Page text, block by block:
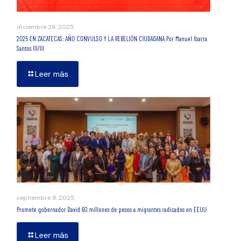
diciembre 26, 2025
2025 EN ZACATECAS: AÑO CONVULSO Y LA REBELIÓN CIUDADANA Por Manuel Ibarra
Santos III/III
Leer más
septiembre 9, 2025
Promete gobernador David 60 millones de pesos a migrantes radicados en EEUU
Leer más